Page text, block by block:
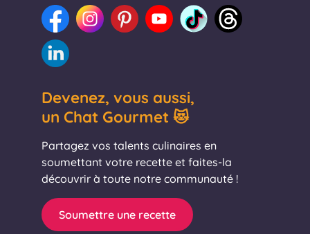
Devenez, vous aussi,
un Chat Gourmet 😻
Partagez vos talents culinaires en
soumettant votre recette et faites-la
découvrir à toute notre communauté !
Soumettre une recette